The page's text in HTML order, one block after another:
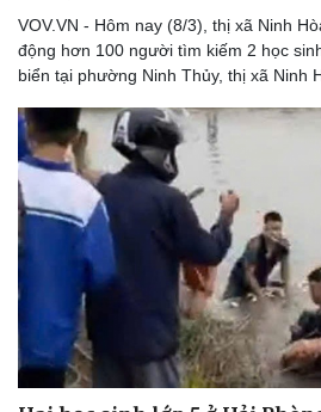
VOV.VN - Hôm nay (8/3), thị xã Ninh
động hơn 100 người tìm kiếm 2 học
biển tại phường Ninh Thủy, thị xã Ninh